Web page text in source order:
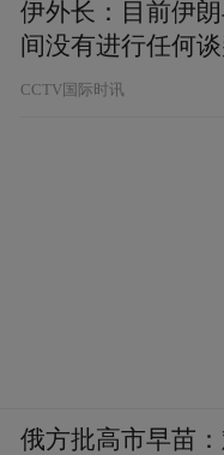
伊外长：目前伊
间没有进行任何谈
CCTV国际时讯
俄方批高市早苗